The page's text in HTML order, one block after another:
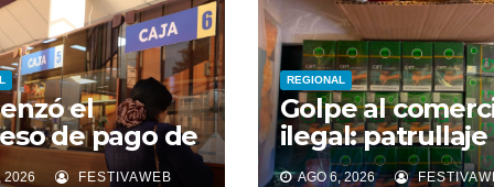
el
de pago de
cuota del
2026 FESTIVAWEB
REGIONAL
Golpe al
ilegal: patrullaje
mixto OS14
AGO 6, 2026